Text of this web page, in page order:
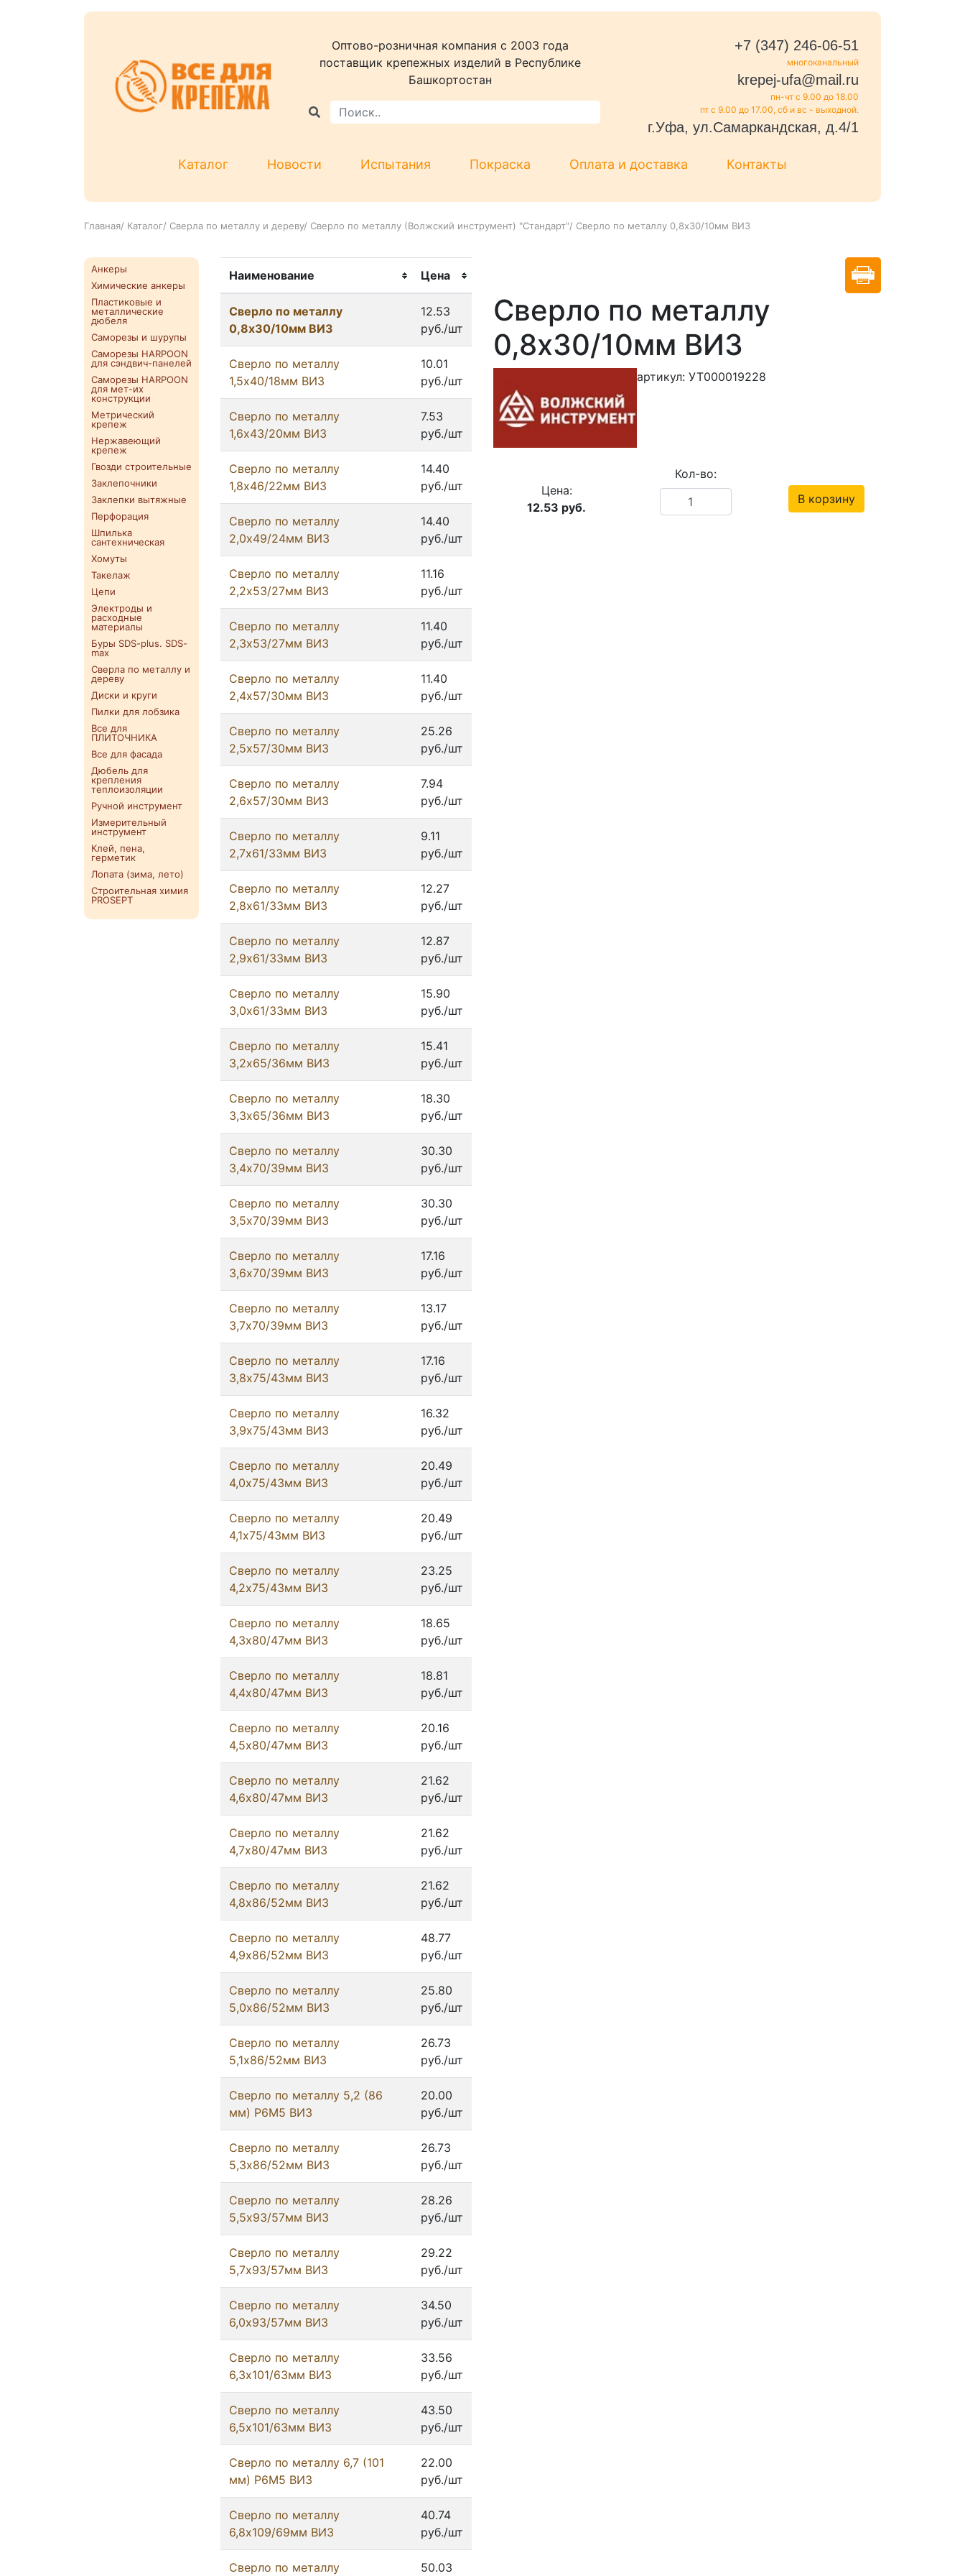
Оптово-розничная компания c 2003 года
поставщик крепежных изделий в Республике
Башкортостан
+7 (347) 246-06-51
многоканальный
krepej-ufa@mail.ru
пн-чт с 9.00 до 18.00
пт с 9.00 до 17.00, сб и вс - выходной.
г.Уфа, ул.Самаркандская, д.4/1
Каталог Новости Испытания Покраска Оплата и доставка Контакты
Главная/ Каталог/ Сверла по металлу и дереву/ Сверло по металлу (Волжский инструмент) "Стандарт"/ Сверло по металлу 0,8х30/10мм ВИЗ
Анкеры
Химические анкеры
Пластиковые и
металлические
дюбеля
Саморезы и шурупы
Саморезы HARPOON
для сэндвич-панелей
Саморезы HARPOON
для мет-их
конструкции
Метрический
крепеж
Нержавеющий
крепеж
Гвозди строительные
Заклепочники
Заклепки вытяжные
Перфорация
Шпилька
сантехническая
Хомуты
Такелаж
Цепи
Электроды и
расходные
материалы
Буры SDS-plus. SDS-
max
Сверла по металлу и
дереву
Диски и круги
Пилки для лобзика
Все для
ПЛИТОЧНИКА
Все для фасада
Дюбель для
крепления
теплоизоляции
Ручной инструмент
Измерительный
инструмент
Клей, пена,
герметик
Лопата (зима, лето)
Строительная химия
PROSEPT
Наименование Цена
Сверло по металлу
0,8х30/10мм ВИЗ
12.53
руб./шт
Сверло по металлу
1,5х40/18мм ВИЗ
10.01
руб./шт
Сверло по металлу
1,6х43/20мм ВИЗ
7.53
руб./шт
Сверло по металлу
1,8х46/22мм ВИЗ
14.40
руб./шт
Сверло по металлу
2,0х49/24мм ВИЗ
14.40
руб./шт
Сверло по металлу
2,2х53/27мм ВИЗ
11.16
руб./шт
Сверло по металлу
2,3х53/27мм ВИЗ
11.40
руб./шт
Сверло по металлу
2,4х57/30мм ВИЗ
11.40
руб./шт
Сверло по металлу
2,5х57/30мм ВИЗ
25.26
руб./шт
Сверло по металлу
2,6х57/30мм ВИЗ
7.94
руб./шт
Сверло по металлу
2,7х61/33мм ВИЗ
9.11
руб./шт
Сверло по металлу
2,8х61/33мм ВИЗ
12.27
руб./шт
Сверло по металлу
2,9х61/33мм ВИЗ
12.87
руб./шт
Сверло по металлу
3,0х61/33мм ВИЗ
15.90
руб./шт
Сверло по металлу
3,2х65/36мм ВИЗ
15.41
руб./шт
Сверло по металлу
3,3х65/36мм ВИЗ
18.30
руб./шт
Сверло по металлу
3,4х70/39мм ВИЗ
30.30
руб./шт
Сверло по металлу
3,5х70/39мм ВИЗ
30.30
руб./шт
Сверло по металлу
3,6х70/39мм ВИЗ
17.16
руб./шт
Сверло по металлу
3,7х70/39мм ВИЗ
13.17
руб./шт
Сверло по металлу
3,8х75/43мм ВИЗ
17.16
руб./шт
Сверло по металлу
3,9х75/43мм ВИЗ
16.32
руб./шт
Сверло по металлу
4,0х75/43мм ВИЗ
20.49
руб./шт
Сверло по металлу
4,1х75/43мм ВИЗ
20.49
руб./шт
Сверло по металлу
4,2х75/43мм ВИЗ
23.25
руб./шт
Сверло по металлу
4,3х80/47мм ВИЗ
18.65
руб./шт
Сверло по металлу
4,4х80/47мм ВИЗ
18.81
руб./шт
Сверло по металлу
4,5х80/47мм ВИЗ
20.16
руб./шт
Сверло по металлу
4,6х80/47мм ВИЗ
21.62
руб./шт
Сверло по металлу
4,7х80/47мм ВИЗ
21.62
руб./шт
Сверло по металлу
4,8х86/52мм ВИЗ
21.62
руб./шт
Сверло по металлу
4,9х86/52мм ВИЗ
48.77
руб./шт
Сверло по металлу
5,0х86/52мм ВИЗ
25.80
руб./шт
Сверло по металлу
5,1х86/52мм ВИЗ
26.73
руб./шт
Сверло по металлу 5,2 (86
мм) Р6М5 ВИЗ
20.00
руб./шт
Сверло по металлу
5,3х86/52мм ВИЗ
26.73
руб./шт
Сверло по металлу
5,5х93/57мм ВИЗ
28.26
руб./шт
Сверло по металлу
5,7х93/57мм ВИЗ
29.22
руб./шт
Сверло по металлу
6,0х93/57мм ВИЗ
34.50
руб./шт
Сверло по металлу
6,3х101/63мм ВИЗ
33.56
руб./шт
Сверло по металлу
6,5х101/63мм ВИЗ
43.50
руб./шт
Сверло по металлу 6,7 (101
мм) Р6М5 ВИЗ
22.00
руб./шт
Сверло по металлу
6,8х109/69мм ВИЗ
40.74
руб./шт
Сверло по металлу 50.03
Сверло по металлу
0,8х30/10мм ВИЗ
артикул: УТ000019228
Цена:
12.53 руб.
Кол-во:
В корзину